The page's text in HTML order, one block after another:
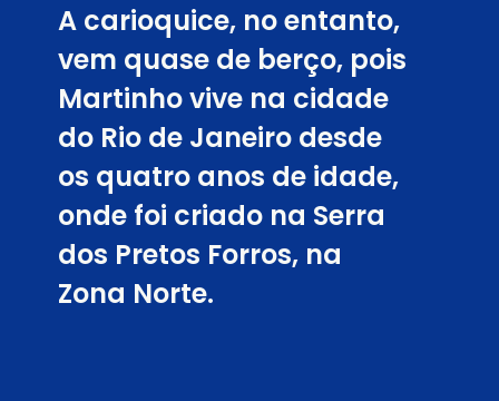
A carioquice, no entanto,
vem quase de berço, pois
Martinho vive na cidade
do Rio de Janeiro desde
os quatro anos de idade,
onde foi criado na Serra
dos Pretos Forros, na
Zona Norte.